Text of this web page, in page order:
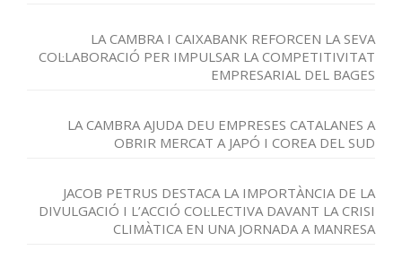
LA CAMBRA I CAIXABANK REFORCEN LA SEVA
COL·LABORACIÓ PER IMPULSAR LA COMPETITIVITAT
EMPRESARIAL DEL BAGES
LA CAMBRA AJUDA DEU EMPRESES CATALANES A
OBRIR MERCAT A JAPÓ I COREA DEL SUD
JACOB PETRUS DESTACA LA IMPORTÀNCIA DE LA
DIVULGACIÓ I L’ACCIÓ COL·LECTIVA DAVANT LA CRISI
CLIMÀTICA EN UNA JORNADA A MANRESA